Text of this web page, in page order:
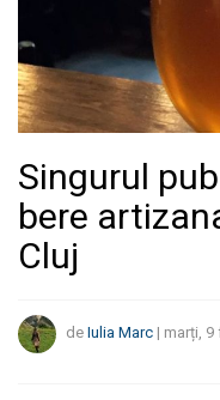
Singurul
bere
Cluj
de Iulia Marc | marți, 9